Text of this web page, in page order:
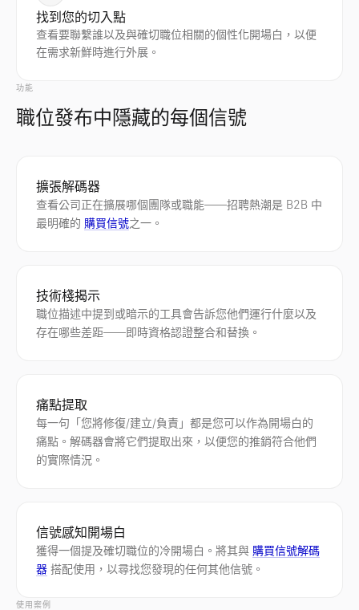
找到您的切入點
查看要聯繫誰以及與確切職位相關的個性化開場白，以便
在需求新鮮時進行外展。
功能
職位發布中隱藏的每個信號
擴張解碼器
查看公司正在擴展哪個團隊或職能——招聘熱潮是 B2B 中
最明確的 購買信號之一。
技術棧揭示
職位描述中提到或暗示的工具會告訴您他們運行什麼以及
存在哪些差距——即時資格認證整合和替換。
痛點提取
每一句「您將修復/建立/負責」都是您可以作為開場白的
痛點。解碼器會將它們提取出來，以便您的推銷符合他們
的實際情況。
信號感知開場白
獲得一個提及確切職位的冷開場白。將其與 購買信號解碼
器 搭配使用，以尋找您發現的任何其他信號。
使用案例